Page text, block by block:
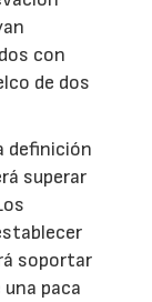
con
de dos
definición
superar
soportar
paca